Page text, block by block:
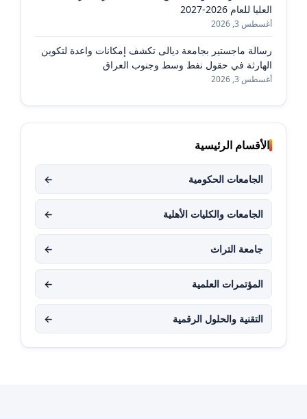
العليا للعام 2026-2027
أغسطس 3, 2026
رسالة ماجستير بجامعة ديالى تكشف إمكانات واعدة لتكوين
الهارثة في حقول نفط وسط وجنوب العراق
أغسطس 3, 2026
الأقسام الرئيسية
الجامعات الحكومية ←
الجامعات والكليات الأهلية ←
جامعة التراث ←
المؤتمرات العلمية ←
التقنية والحلول الرقمية ←